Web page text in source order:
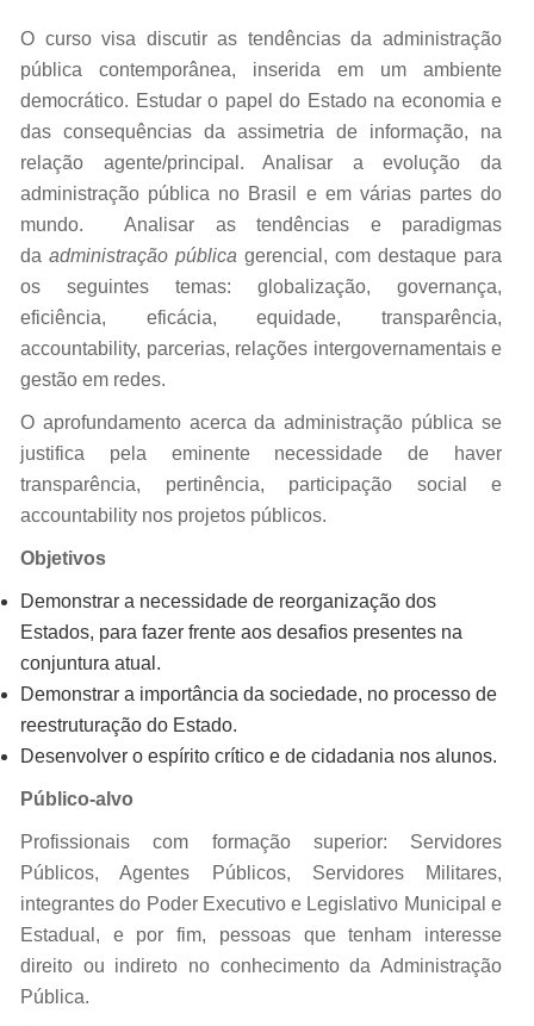
O curso visa discutir as tendências da administração
pública contemporânea, inserida em um ambiente
democrático. Estudar o papel do Estado na economia e
das consequências da assimetria de informação, na
relação agente/principal. Analisar a evolução da
administração pública no Brasil e em várias partes do
mundo. Analisar as tendências e paradigmas
da administração pública gerencial, com destaque para
os seguintes temas: globalização, governança,
eficiência, eficácia, equidade, transparência,
accountability, parcerias, relações intergovernamentais e
gestão em redes.
O aprofundamento acerca da administração pública se
justifica pela eminente necessidade de haver
transparência, pertinência, participação social e
accountability nos projetos públicos.
Objetivos
Demonstrar a necessidade de reorganização dos
Estados, para fazer frente aos desafios presentes na
conjuntura atual.
Demonstrar a importância da sociedade, no processo de
reestruturação do Estado.
Desenvolver o espírito crítico e de cidadania nos alunos.
Público-alvo
Profissionais com formação superior: Servidores
Públicos, Agentes Públicos, Servidores Militares,
integrantes do Poder Executivo e Legislativo Municipal e
Estadual, e por fim, pessoas que tenham interesse
direito ou indireto no conhecimento da Administração
Pública.